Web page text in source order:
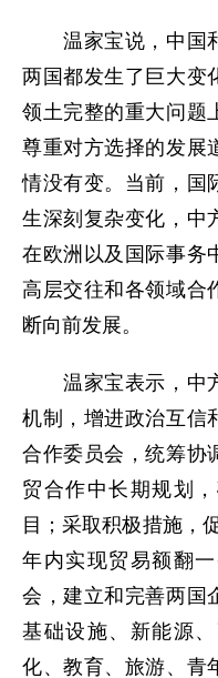
温家宝说，中国和
两国都发生了巨大变
领土完整的重大问题
尊重对方选择的发展
情没有变。当前，国
生深刻复杂变化，中
在欧洲以及国际事务
高层交往和各领域合
断向前发展。
温家宝表示，中方
机制，增进政治互信
合作委员会，统筹协
贸合作中长期规划
目；采取积极措施，
年内实现贸易额翻
会，建立和完善两国
基础设施、新能源
化、教育、旅游、青